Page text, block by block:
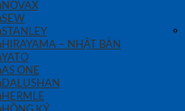
NOVAX
SEW
STANLEY
HIRAYAMA – NHẬT BẢN
YATO
AS ONE
DALUSHAN
HERMLE